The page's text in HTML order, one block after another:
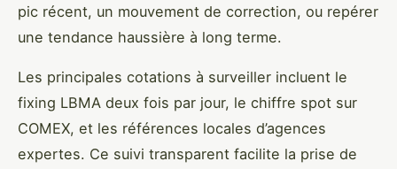
pic récent, un mouvement de correction, ou repérer
une tendance haussière à long terme.
Les principales cotations à surveiller incluent le
fixing LBMA deux fois par jour, le chiffre spot sur
COMEX, et les références locales d’agences
expertes. Ce suivi transparent facilite la prise de